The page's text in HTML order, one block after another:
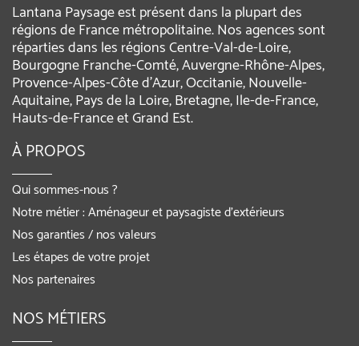
Lantana Paysage est présent dans la plupart des
régions de France métropolitaine. Nos agences sont
réparties dans les régions Centre-Val-de-Loire,
Bourgogne Franche-Comté, Auvergne-Rhône-Alpes,
Provence-Alpes-Côte d'Azur, Occitanie, Nouvelle-
Aquitaine, Pays de la Loire, Bretagne, Ile-de-France,
Hauts-de-France et Grand Est.
À PROPOS
Qui sommes-nous ?
Notre métier : Aménageur et paysagiste d’extérieurs
Nos garanties / nos valeurs
Les étapes de votre projet
Nos partenaires
NOS MÉTIERS